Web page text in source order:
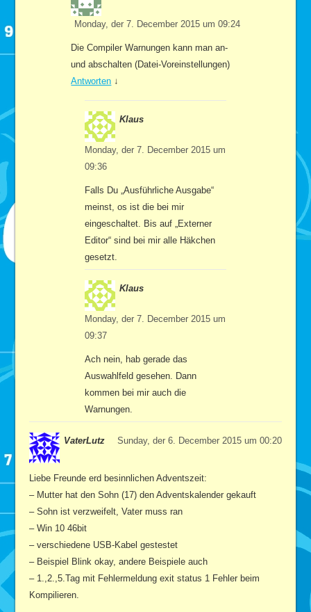
Monday, der 7. December 2015 um 09:24
Die Compiler Warnungen kann man an-
und abschalten (Datei-Voreinstellungen)
Antworten ↓
Klaus
Monday, der 7. December 2015 um
09:36
Falls Du „Ausführliche Ausgabe“
meinst, os ist die bei mir
eingeschaltet. Bis auf „Externer
Editor“ sind bei mir alle Häkchen
gesetzt.
Klaus
Monday, der 7. December 2015 um
09:37
Ach nein, hab gerade das
Auswahlfeld gesehen. Dann
kommen bei mir auch die
Warnungen.
VaterLutz Sunday, der 6. December 2015 um 00:20
Liebe Freunde erd besinnlichen Adventszeit:
– Mutter hat den Sohn (17) den Adventskalender gekauft
– Sohn ist verzweifelt, Vater muss ran
– Win 10 46bit
– verschiedene USB-Kabel gestestet
– Beispiel Blink okay, andere Beispiele auch
– 1.,2.,5.Tag mit Fehlermeldung exit status 1 Fehler beim
Kompilieren.